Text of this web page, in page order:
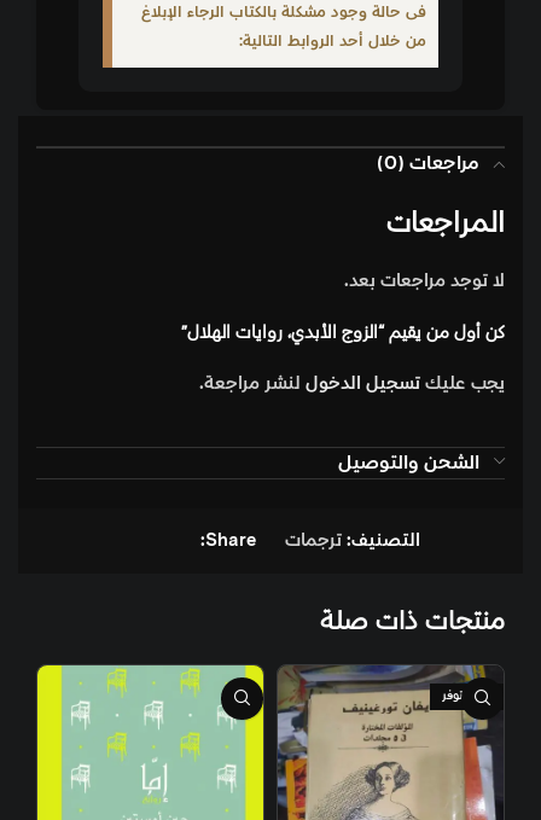
فى حالة وجود مشكلة بالكتاب الرجاء الإبلاغ
من خلال أحد الروابط التالية:
مراجعات (0)
المراجعات
لا توجد مراجعات بعد.
كن أول من يقيم “الزوج الأبدي، روايات الهلال”
يجب عليك تسجيل الدخول لنشر مراجعة.
الشحن والتوصيل
التصنيف: ترجمات Share:
منتجات ذات صلة
غير متوفر